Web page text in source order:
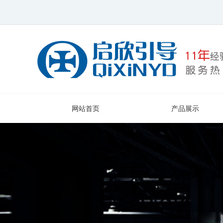
网站首页 产品展示